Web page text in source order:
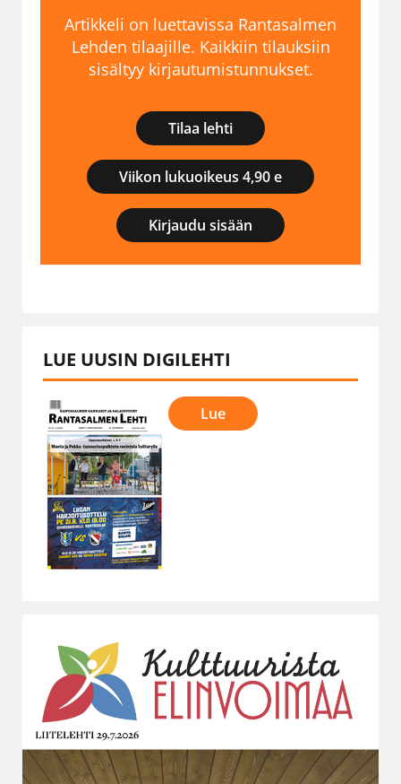
Artikkeli on luettavissa Rantasalmen
Lehden tilaajille. Kaikkiin tilauksiin
sisältyy kirjautumistunnukset.
Tilaa lehti
Viikon lukuoikeus 4,90 e
Kirjaudu sisään
LUE UUSIN DIGILEHTI
Lue